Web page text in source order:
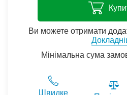
Ви можете отримати
Мінімальна сума
Швидке